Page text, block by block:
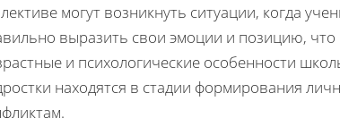
могут возникнуть ситуации, когда
выразить свои эмоции и позицию,
и психологические особенности
находятся в стадии формирования